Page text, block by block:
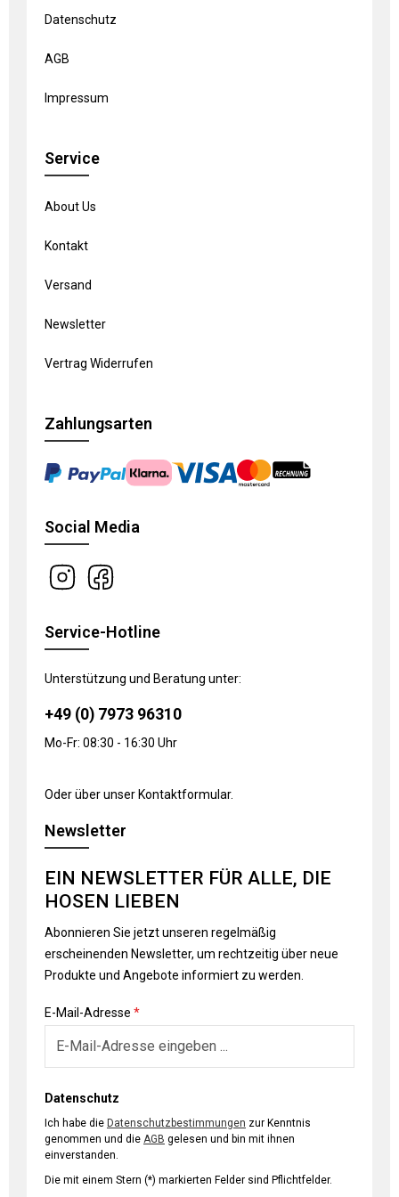
Datenschutz
AGB
Impressum
Service
About Us
Kontakt
Versand
Newsletter
Vertrag Widerrufen
Zahlungsarten
Social Media
Service-Hotline
Unterstützung und Beratung unter:
+49 (0) 7973 96310
Mo-Fr: 08:30 - 16:30 Uhr
Oder über unser Kontaktformular.
Newsletter
EIN NEWSLETTER FÜR ALLE, DIE
HOSEN LIEBEN
Abonnieren Sie jetzt unseren regelmäßig
erscheinenden Newsletter, um rechtzeitig über neue
Produkte und Angebote informiert zu werden.
E-Mail-Adresse *
Datenschutz
Ich habe die Datenschutzbestimmungen
genommen und die AGB
einverstanden.
Die mit einem Stern (*) markierten Felder sind Pflichtfelder.